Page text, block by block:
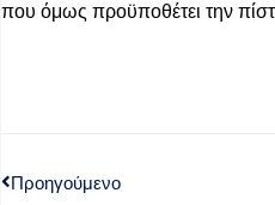
που όμως προϋποθέτει την
Προηγούμενο